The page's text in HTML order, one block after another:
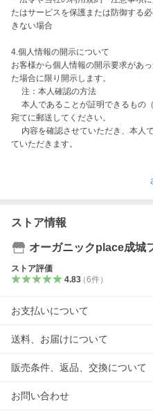
たはサービスを保護または防御する
きない場合
4.個人情報の開示について
お客様から個人情報の開示要求があ
た場合に限り開示します。
注：本人確認の方法
本人であることが証明できるもの
宛てに郵送してください。
内容を確認させていただき、本人
ストア情報
オーガニックplace成城
ストア評価
4.83（6件）
お支払いについて
送料、お届けについて
販売条件、返品、交換について
お問い合わせ